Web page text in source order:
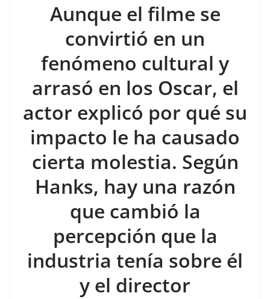
c
b
o
o
k
itt
er
ai
l
at
s
A
p
p
p
y
Li
n
k
e
gr
a
m
ar
e
Aunque el filme se
convirtió en un
fenómeno cultural y
arrasó en los Oscar, el
actor explicó por qué su
impacto le ha causado
cierta molestia. Según
Hanks, hay una razón
que cambió la
percepción que la
industria tenía sobre él
y el director